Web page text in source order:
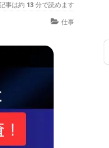
事は約 13 分で読めます
仕事